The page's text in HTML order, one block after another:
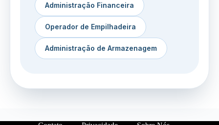
Administração Financeira
Operador de Empilhadeira
Administração de Armazenagem